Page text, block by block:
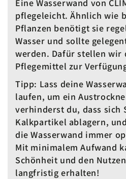
Eine Wasserwand von
pflegeleicht. Ähnlich wie
Pflanzen benötigt sie
Wasser und sollte
werden. Dafür stellen wir
Pflegemittel zur
Tipp: Lass deine
laufen, um ein
verhinderst du, dass sich
Kalkpartikel ablagern,
die Wasserwand immer
Mit minimalem Aufwand
Schönheit und den
langfristig erhalten!